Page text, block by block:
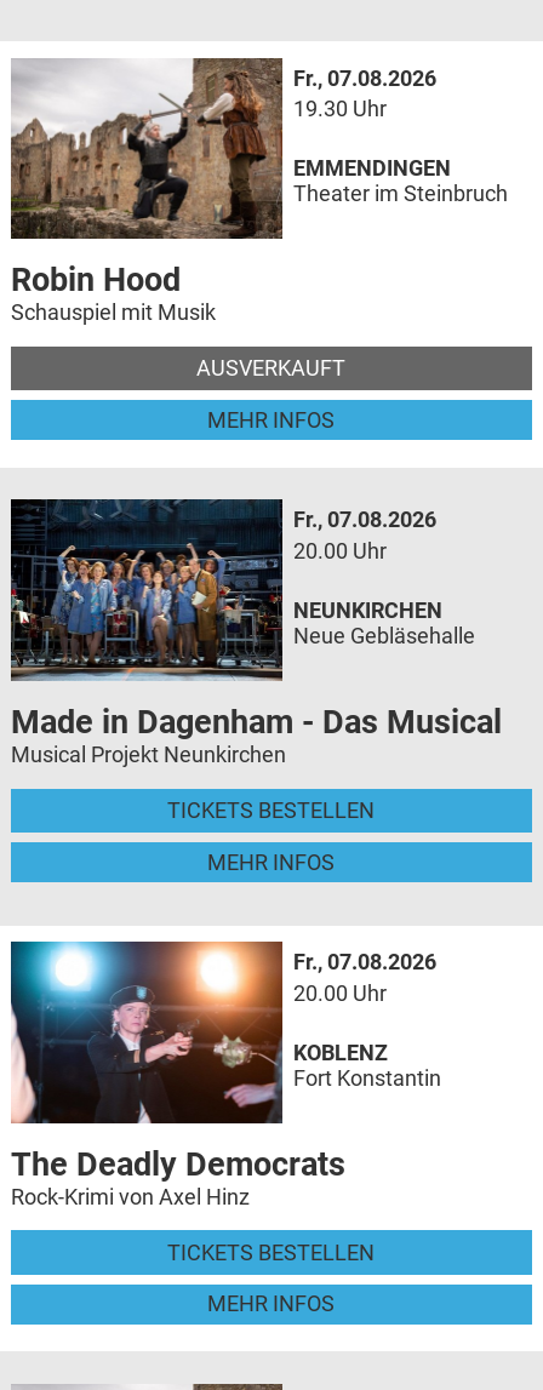
Fr., 07.08.2026
19.30 Uhr
Robin Hood
Schauspiel mit Musik
AUSVERKAUFT
MEHR INFOS
EMMENDINGEN
Theater im Steinbruch
Fr., 07.08.2026
20.00 Uhr
Made in Dagenham - Das Musical
Musical Projekt Neunkirchen
TICKETS BESTELLEN
MEHR INFOS
NEUNKIRCHEN
Neue Gebläsehalle
Fr., 07.08.2026
20.00 Uhr
The Deadly Democrats
Rock-Krimi von Axel Hinz
TICKETS BESTELLEN
MEHR INFOS
KOBLENZ
Fort Konstantin